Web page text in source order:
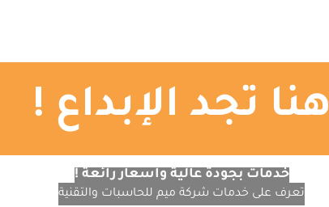
هنا تجد الإبداع !
خدمات بجودة عالية وأسعار رائعة !
تعرف على خدمات شركة ميم للحاسبات والتقنية